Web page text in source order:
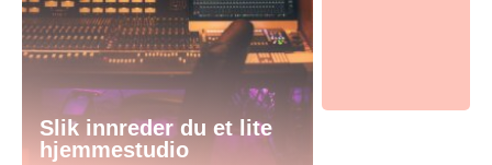
Slik innreder du et lite
hjemmestudio